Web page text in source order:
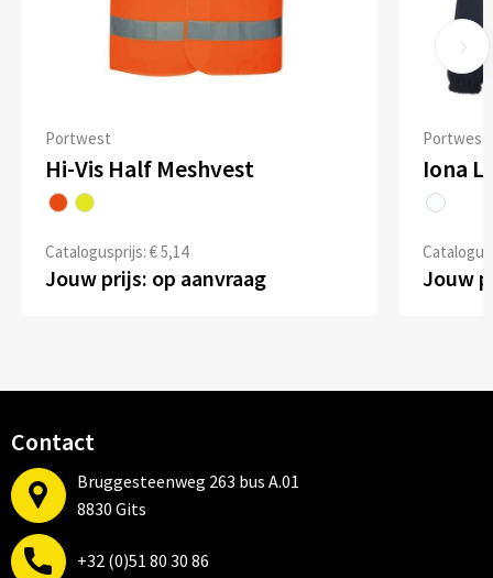
Portwest
Hi-Vis Half Meshvest
Catalogusprijs: € 5,14
Jouw prijs: op aanvraag
Portwest
Iona
Jouw
Contact
Bruggesteenweg 263 bus A.01
8830 Gits
+32 (0)51 80 30 86